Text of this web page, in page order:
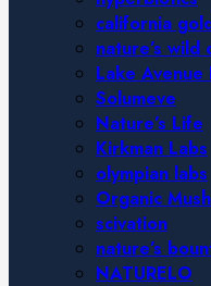
california
nature’s wild
Lake
Solumeve
Nature’s Life
Kirkman Labs
olympian labs
Organic
scivation
nature’s
NATURELO